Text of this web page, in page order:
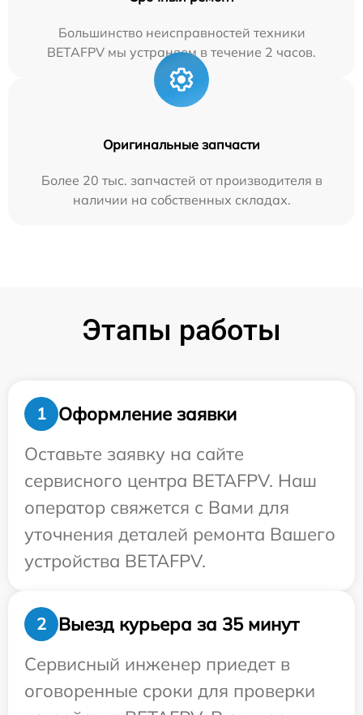
Большинство неисправностей техники
BETAFPV мы устраняем в течение 2 часов.
Оригинальные запчасти
Более 20 тыс. запчастей от производителя в
наличии на собственных складах.
Этапы работы
1
Оформление заявки
Оставьте заявку на сайте
сервисного центра BETAFPV. Наш
оператор свяжется с Вами для
уточнения деталей ремонта Вашего
устройства BETAFPV.
2
Выезд курьера за 35 минут
Сервисный инженер приедет в
оговоренные сроки для проверки